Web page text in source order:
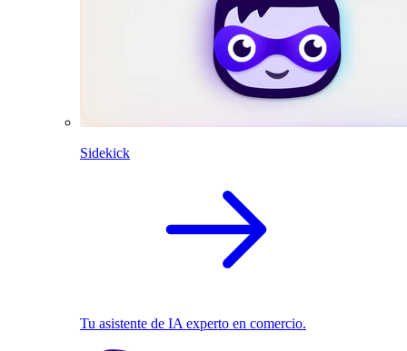
Sidekick
Tu asistente de IA experto en comercio.